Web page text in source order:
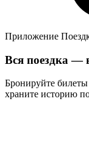
Приложение
Вся поездка —
Бронируйте билеты
храните историю